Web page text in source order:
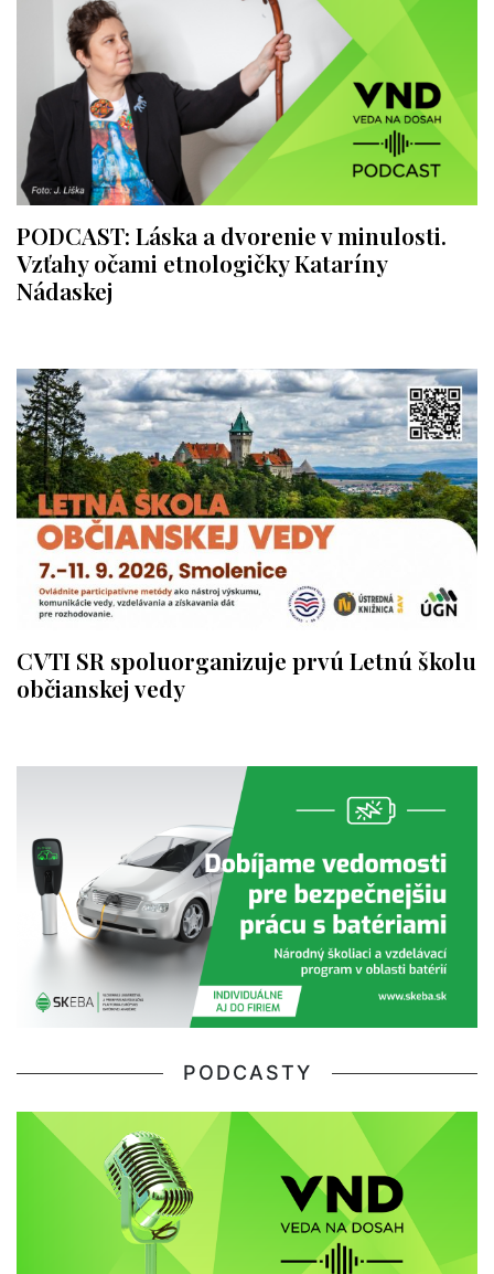
PODCAST: Láska a dvorenie v minulosti.
Vzťahy očami etnologičky Kataríny
Nádaskej
CVTI SR spoluorganizuje prvú Letnú školu
občianskej vedy
PODCASTY